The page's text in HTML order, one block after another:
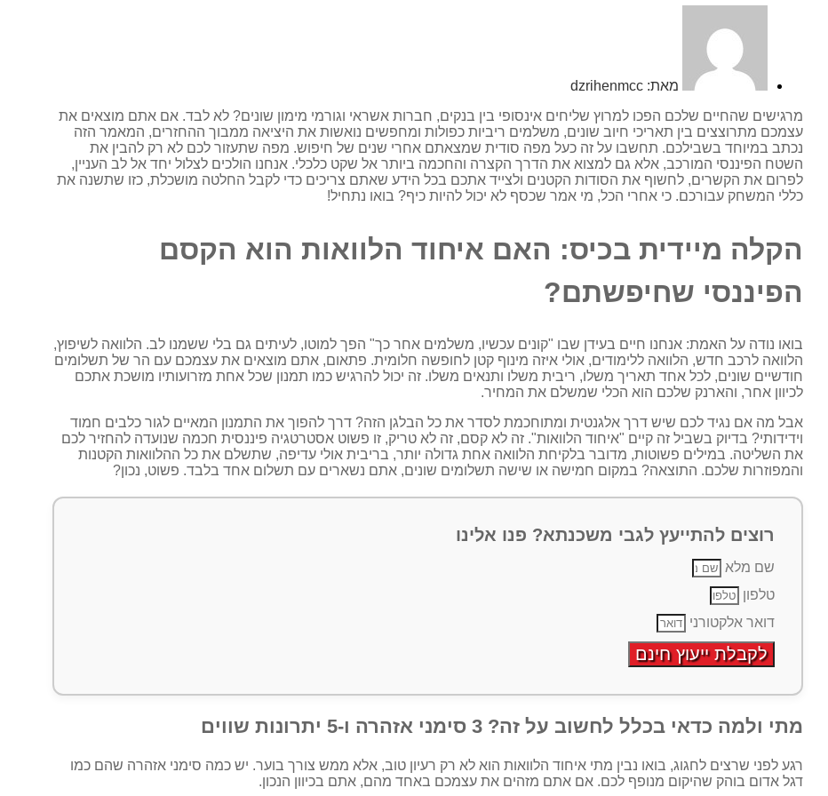
מאת: dzrihenmcc
מרגישים שהחיים שלכם הפכו למרוץ שליחים אינסופי בין בנקים, חברות אשראי וגורמי מימון שונים? לא לבד. אם אתם מוצאים את
עצמכם מתרוצצים בין תאריכי חיוב שונים, משלמים ריביות כפולות ומחפשים נואשות את היציאה ממבוך ההחזרים, המאמר הזה
נכתב במיוחד בשבילכם. תחשבו על זה כעל מפה סודית שמצאתם אחרי שנים של חיפוש. מפה שתעזור לכם לא רק להבין את
השטח הפיננסי המורכב, אלא גם למצוא את הדרך הקצרה והחכמה ביותר אל שקט כלכלי. אנחנו הולכים לצלול יחד אל לב העניין,
לפרום את הקשרים, לחשוף את הסודות הקטנים ולצייד אתכם בכל הידע שאתם צריכים כדי לקבל החלטה מושכלת, כזו שתשנה את
כללי המשחק עבורכם. כי אחרי הכל, מי אמר שכסף לא יכול להיות כיף? בואו נתחיל!
הקלה מיידית בכיס: האם איחוד הלוואות הוא הקסם
הפיננסי שחיפשתם?
בואו נודה על האמת: אנחנו חיים בעידן שבו "קונים עכשיו, משלמים אחר כך" הפך למוטו, לעיתים גם בלי ששמנו לב. הלוואה לשיפוץ,
הלוואה לרכב חדש, הלוואה ללימודים, אולי איזה מינוף קטן לחופשה חלומית. פתאום, אתם מוצאים את עצמכם עם הר של תשלומים
חודשיים שונים, לכל אחד תאריך משלו, ריבית משלו ותנאים משלו. זה יכול להרגיש כמו תמנון שכל אחת מזרועותיו מושכת אתכם
לכיוון אחר, והארנק שלכם הוא הכלי שמשלם את המחיר.
אבל מה אם נגיד לכם שיש דרך אלגנטית ומתוחכמת לסדר את כל הבלגן הזה? דרך להפוך את התמנון המאיים לגור כלבים חמוד
וידידותי? בדיוק בשביל זה קיים "איחוד הלוואות". זה לא קסם, זה לא טריק, זו פשוט אסטרטגיה פיננסית חכמה שנועדה להחזיר לכם
את השליטה. במילים פשוטות, מדובר בלקיחת הלוואה אחת גדולה יותר, בריבית אולי עדיפה, שתשלם את כל ההלוואות הקטנות
והמפוזרות שלכם. התוצאה? במקום חמישה או שישה תשלומים שונים, אתם נשארים עם תשלום אחד בלבד. פשוט, נכון?
רוצים להתייעץ לגבי משכנתא? פנו אלינו
שם מלא
טלפון
דואר אלקטורני
לקבלת ייעוץ חינם
מתי ולמה כדאי בכלל לחשוב על זה? 3 סימני אזהרה ו-5 יתרונות שווים
רגע לפני שרצים לחגוג, בואו נבין מתי איחוד הלוואות הוא לא רק רעיון טוב, אלא ממש צורך בוער. יש כמה סימני אזהרה שהם כמו
דגל אדום בוהק שהיקום מנופף לכם. אם אתם מזהים את עצמכם באחד מהם, אתם בכיוון הנכון.